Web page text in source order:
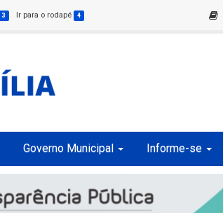
3 Ir para o rodapé 4
Governo Municipal Informe-se